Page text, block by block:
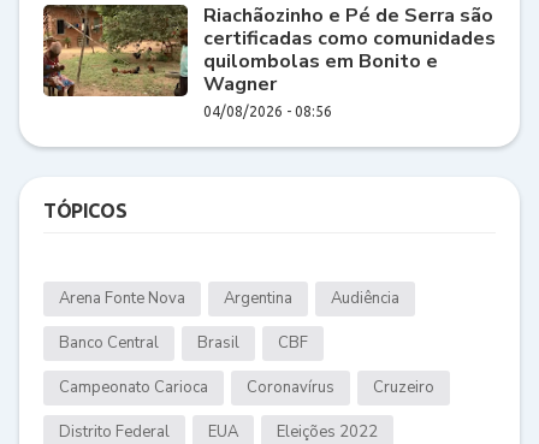
Riachãozinho e Pé de Serra são
certificadas como comunidades
quilombolas em Bonito e
Wagner
04/08/2026 - 08:56
TÓPICOS
Arena Fonte Nova Argentina Audiência
Banco Central Brasil CBF
Campeonato Carioca Coronavírus Cruzeiro
Distrito Federal EUA Eleições 2022